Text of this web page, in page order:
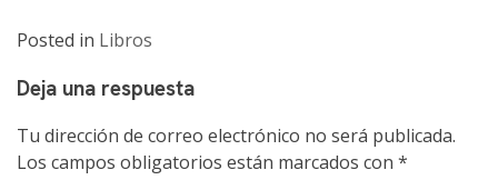
Posted in Libros
Deja una respuesta
Tu dirección de correo electrónico no será publicada.
Los campos obligatorios están marcados con *